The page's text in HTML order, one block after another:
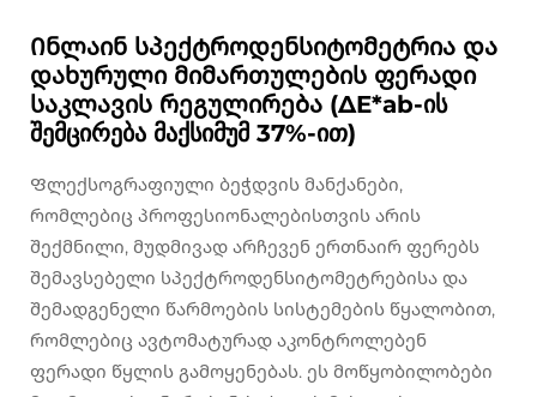
Ინლაინ სპექტროდენსიტომეტრია და
დახურული მიმართულების ფერადი
საკლავის რეგულირება (ΔE*ab-ის
შემცირება მაქსიმუმ 37%-ით)
Ფლექსოგრაფიული ბეჭდვის მანქანები,
რომლებიც პროფესიონალებისთვის არის
შექმნილი, მუდმივად არჩევენ ერთნაირ ფერებს
შემავსებელი სპექტროდენსიტომეტრებისა და
შემადგენელი წარმოების სისტემების წყალობით,
რომლებიც ავტომატურად აკონტროლებენ
ფერადი წყლის გამოყენებას. ეს მოწყობილობები